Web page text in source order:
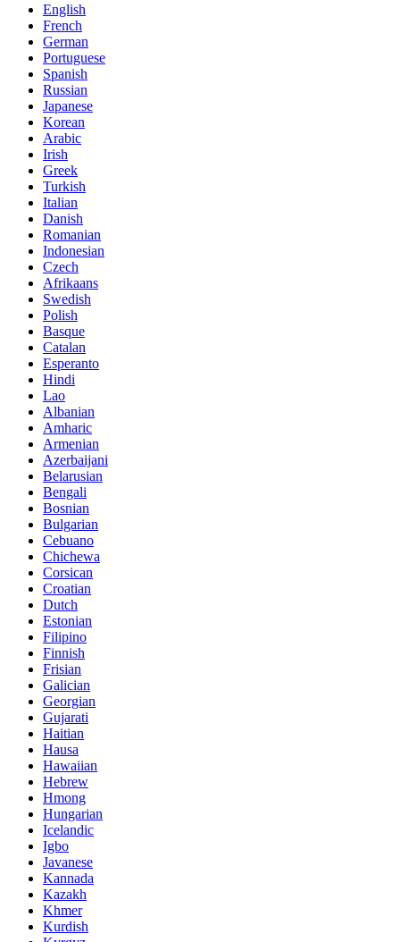
English
French
German
Portuguese
Spanish
Russian
Japanese
Korean
Arabic
Irish
Greek
Turkish
Italian
Danish
Romanian
Indonesian
Czech
Afrikaans
Swedish
Polish
Basque
Catalan
Esperanto
Hindi
Lao
Albanian
Amharic
Armenian
Azerbaijani
Belarusian
Bengali
Bosnian
Bulgarian
Cebuano
Chichewa
Corsican
Croatian
Dutch
Estonian
Filipino
Finnish
Frisian
Galician
Georgian
Gujarati
Haitian
Hausa
Hawaiian
Hebrew
Hmong
Hungarian
Icelandic
Igbo
Javanese
Kannada
Kazakh
Khmer
Kurdish